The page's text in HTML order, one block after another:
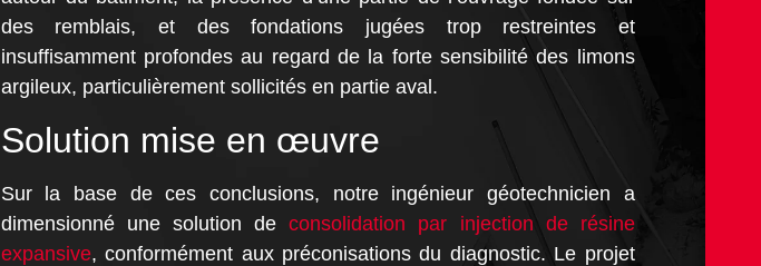
des remblais, et des fondations jugées trop restreintes et
insuffisamment profondes au regard de la forte sensibilité des limons
argileux, particulièrement sollicités en partie aval.
Solution mise en œuvre
Sur la base de ces conclusions, notre ingénieur géotechnicien a
dimensionné une solution deconsolidation par injection de résine
expansive, conformément aux préconisations du diagnostic. Le projet